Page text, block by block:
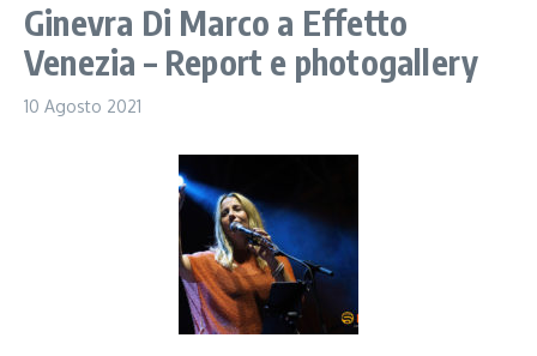
Ginevra Di Marco a Effetto
Venezia – Report e photogallery
10 Agosto 2021